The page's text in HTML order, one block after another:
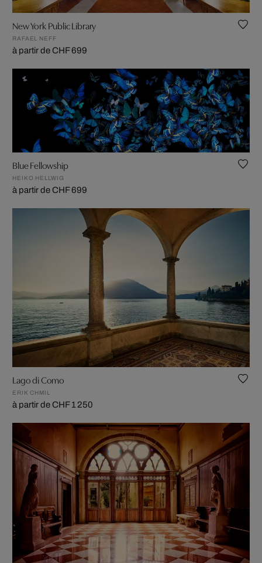
New York Public Library
RAFAEL NEFF
à partir de CHF 699
Blue Fellowship
HEIKO HELLWIG
à partir de CHF 699
Lago di Como
ERIK CHMIL
à partir de CHF 1 250